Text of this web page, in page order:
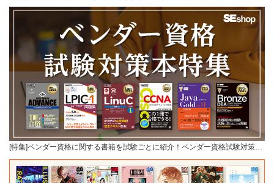
[特集]ベンダー資格に関する書籍を試験ごとに紹介！ベンダー資格試験対策…